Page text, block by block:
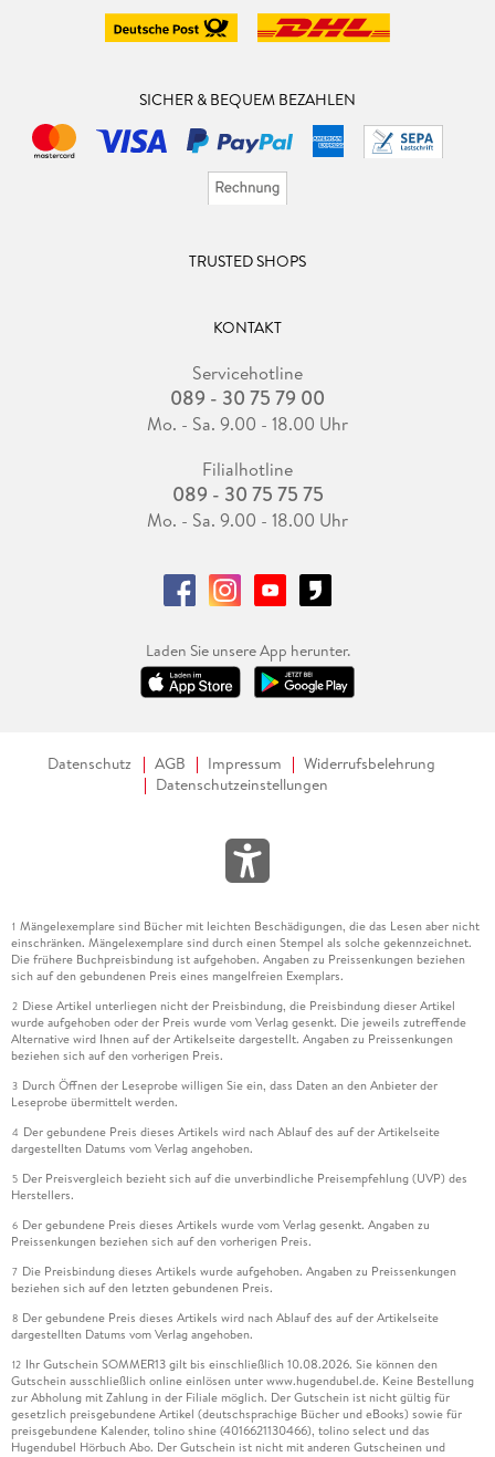
SICHER & BEQUEM BEZAHLEN
TRUSTED SHOPS
KONTAKT
Servicehotline
089 - 30 75 79 00
Mo. - Sa. 9.00 - 18.00 Uhr
Filialhotline
089 - 30 75 75 75
Mo. - Sa. 9.00 - 18.00 Uhr
Laden Sie unsere App herunter.
Datenschutz AGB Impressum
Widerrufsbelehrung
Datenschutzeinstellungen
1 Mängelexemplare sind Bücher mit leichten Beschädigungen, die das Lesen aber nicht
einschränken. Mängelexemplare sind durch einen Stempel als solche gekennzeichnet.
Die frühere Buchpreisbindung ist aufgehoben. Angaben zu Preissenkungen beziehen
sich auf den gebundenen Preis eines mangelfreien Exemplars.
2 Diese Artikel unterliegen nicht der Preisbindung, die Preisbindung dieser Artikel
wurde aufgehoben oder der Preis wurde vom Verlag gesenkt. Die jeweils zutreffende
Alternative wird Ihnen auf der Artikelseite dargestellt. Angaben zu Preissenkungen
beziehen sich auf den vorherigen Preis.
3 Durch Öffnen der Leseprobe willigen Sie ein, dass Daten an den Anbieter der
Leseprobe übermittelt werden.
4 Der gebundene Preis dieses Artikels wird nach Ablauf des auf der Artikelseite
dargestellten Datums vom Verlag angehoben.
5 Der Preisvergleich bezieht sich auf die unverbindliche Preisempfehlung (UVP) des
Herstellers.
6 Der gebundene Preis dieses Artikels wurde vom Verlag gesenkt. Angaben zu
Preissenkungen beziehen sich auf den vorherigen Preis.
7 Die Preisbindung dieses Artikels wurde aufgehoben. Angaben zu Preissenkungen
beziehen sich auf den letzten gebundenen Preis.
8 Der gebundene Preis dieses Artikels wird nach Ablauf des auf der Artikelseite
dargestellten Datums vom Verlag angehoben.
12 Ihr Gutschein SOMMER13 gilt bis einschließlich 10.08.2026. Sie können den
Gutschein ausschließlich online einlösen unter www.hugendubel.de. Keine Bestellung
zur Abholung mit Zahlung in der Filiale möglich. Der Gutschein ist nicht gültig für
gesetzlich preisgebundene Artikel (deutschsprachige Bücher und eBooks) sowie für
preisgebundene Kalender, tolino shine (4016621130466), tolino select und das
Hugendubel Hörbuch Abo. Der Gutschein ist nicht mit anderen Gutscheinen und